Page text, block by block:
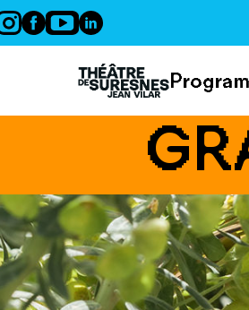
des cookies